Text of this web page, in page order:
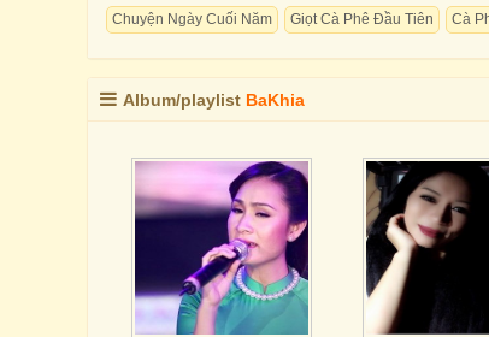
Chuyện Ngày Cuối Năm
Giọt Cà Phê Đầu Tiên Cà
Album/playlist BaKhia